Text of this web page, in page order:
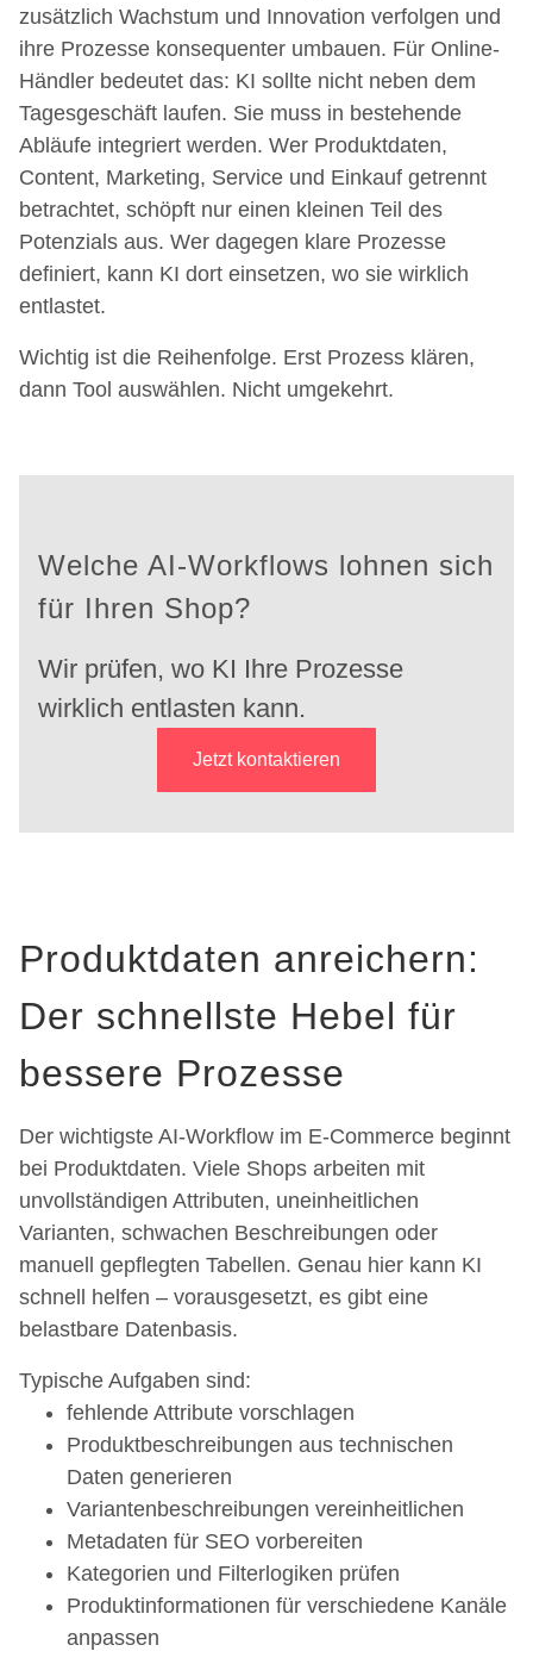
zusätzlich Wachstum und Innovation verfolgen und
ihre Prozesse konsequenter umbauen. Für Online-
Händler bedeutet das: KI sollte nicht neben dem
Tagesgeschäft laufen. Sie muss in bestehende
Abläufe integriert werden. Wer Produktdaten,
Content, Marketing, Service und Einkauf getrennt
betrachtet, schöpft nur einen kleinen Teil des
Potenzials aus. Wer dagegen klare Prozesse
definiert, kann KI dort einsetzen, wo sie wirklich
entlastet.
Wichtig ist die Reihenfolge. Erst Prozess klären,
dann Tool auswählen. Nicht umgekehrt.
Welche AI-Workflows lohnen sich
für Ihren Shop?
Wir prüfen, wo KI Ihre Prozesse
wirklich entlasten kann.
Jetzt kontaktieren
Produktdaten anreichern:
Der schnellste Hebel für
bessere Prozesse
Der wichtigste AI-Workflow im E-Commerce beginnt
bei Produktdaten. Viele Shops arbeiten mit
unvollständigen Attributen, uneinheitlichen
Varianten, schwachen Beschreibungen oder
manuell gepflegten Tabellen. Genau hier kann KI
schnell helfen – vorausgesetzt, es gibt eine
belastbare Datenbasis.
Typische Aufgaben sind:
fehlende Attribute vorschlagen
Produktbeschreibungen aus technischen
Daten generieren
Variantenbeschreibungen vereinheitlichen
Metadaten für SEO vorbereiten
Kategorien und Filterlogiken prüfen
Produktinformationen für verschiedene Kanäle
anpassen